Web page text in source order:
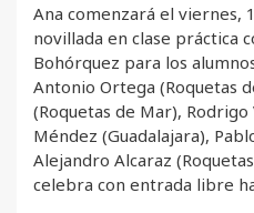
Ana comenzará el viernes,
novillada en clase práctica
Bohórquez para los
Antonio Ortega (Roquetas
(Roquetas de Mar),
Méndez (Guadalajara),
Alejandro Alcaraz
celebra con entrada libre